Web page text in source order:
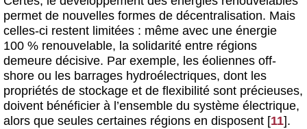
permet de nouvelles formes de décentralisation. Mais
celles-ci restent limitées : même avec une énergie
100 % renouvelable, la solidarité entre régions
demeure décisive. Par exemple, les éoliennes off-
shore ou les barrages hydroélectriques, dont les
propriétés de stockage et de flexibilité sont précieuses,
doivent bénéficier à l’ensemble du système électrique,
alors que seules certaines régions en disposent [11].